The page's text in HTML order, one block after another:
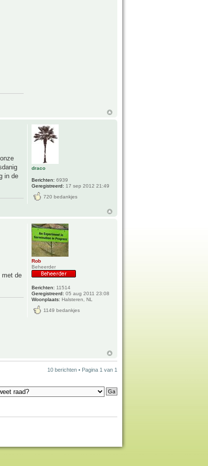
in de
draco
Berichten: 6939
Geregistreerd: 17 sep 2012 21:49
720 bedankjes
met de
Rob
Beheerder
Berichten: 11514
Geregistreerd: 05 aug 2011 23:08
Woonplaats: Halsteren, NL
1149 bedankjes
10 berichten • Pagina 1 van 1